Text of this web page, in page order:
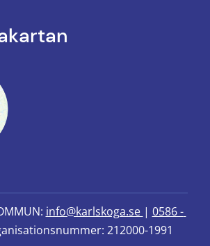
info@karlskoga.se | 0586 -
212000-1991